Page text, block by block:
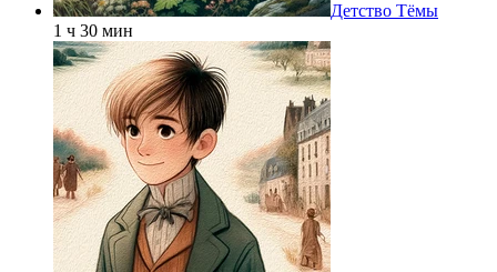
Детство Тёмы
1 ч 30 мин